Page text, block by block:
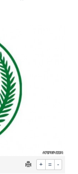
محافظ
+ = -